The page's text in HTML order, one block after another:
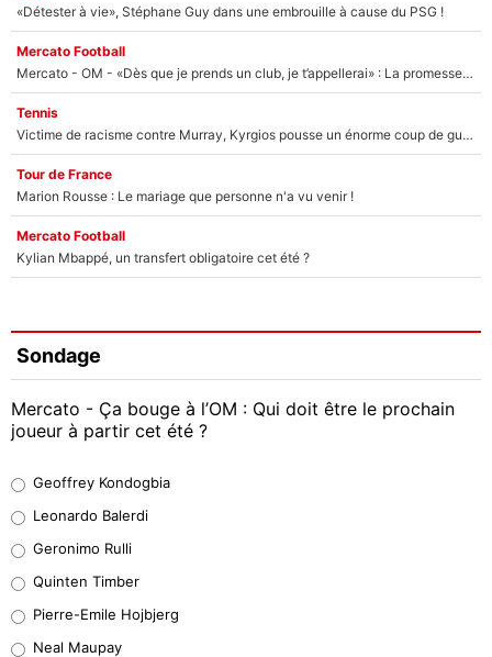
«Détester à vie», Stéphane Guy dans une embrouille à cause du PSG !
Mercato Football
Mercato - OM - «Dès que je prends un club, je t’appellerai» : La promesse de Marcelino au moment de claquer la porte
Tennis
Victime de racisme contre Murray, Kyrgios pousse un énorme coup de gueule !
Tour de France
Marion Rousse : Le mariage que personne n'a vu venir !
Mercato Football
Kylian Mbappé, un transfert obligatoire cet été ?
Sondage
Mercato - Ça bouge à l’OM : Qui doit être le prochain
joueur à partir cet été ?
38%
32%
5%
Geoffrey Kondogbia
Leonardo Balerdi
Geronimo Rulli
Quinten Timber
Pierre-Emile Hojbjerg
Neal Maupay